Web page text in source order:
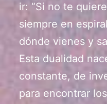
ir: “Si no te
siempre en
dónde vienes y
Esta dualidad
constante, de
para encontrar